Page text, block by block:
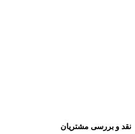
نقد و بررسی مشتریان